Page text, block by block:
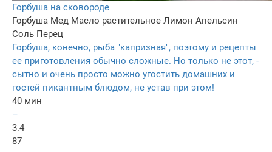
Горбуша на сковороде
Горбуша Мед Масло растительное Лимон Апельсин
Соль Перец
Горбуша, конечно, рыба "капризная", поэтому и рецепты
ее приготовления обычно сложные. Но только не этот, -
сытно и очень просто можно угостить домашних и
гостей пикантным блюдом, не устав при этом!
40 мин
–
3.4
87